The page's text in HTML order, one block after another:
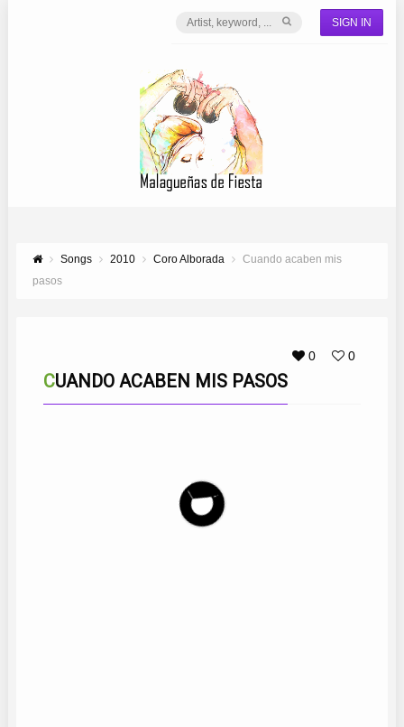
SIGN IN
Songs 2010 Coro Alborada
Cuando acaben mis
pasos
0 0
CUANDO ACABEN MIS PASOS